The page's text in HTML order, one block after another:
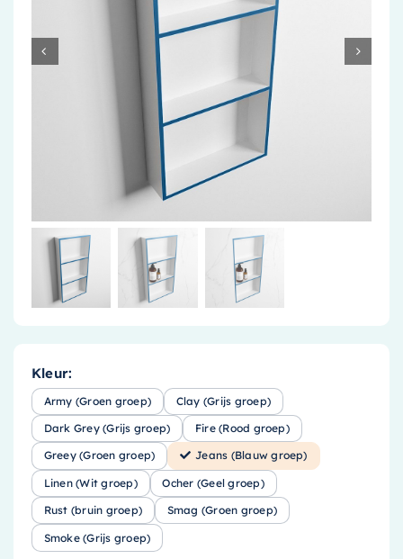
Klimaatbeheersing
Kleur:
Army (Groen groep) Clay (Grijs groep)
Dark Grey (Grijs groep) Fire (Rood groep)
Greey (Groen groep) Jeans (Blauw groep)
Linen (Wit groep) Ocher (Geel groep)
Rust (bruin groep) Smag (Groen groep)
Smoke (Grijs groep)